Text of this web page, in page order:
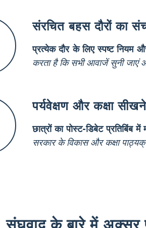
संरचित बहस दौरों का
प्रत्येक दौर के लिए स्पष्ट नियम
करता है कि सभी आवाजें सुनी जाएं
पर्यवेक्षण और कक्षा
छात्रों का पोस्ट-डिबेट प्रतिबिंब में
सरकार के विकास और कक्षा